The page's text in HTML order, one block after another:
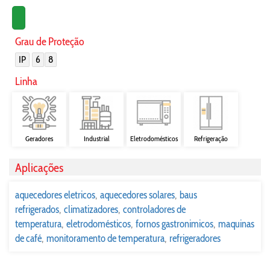
Grau de Proteção
IP 6 8
Linha
Geradores Industrial Eletrodomésticos Refrigeração
Aplicações
aquecedores eletricos aquecedores solares baus
refrigerados climatizadores controladores de
temperatura eletrodomésticos fornos gastronimicos maquinas
de café monitoramento de temperatura refrigeradores